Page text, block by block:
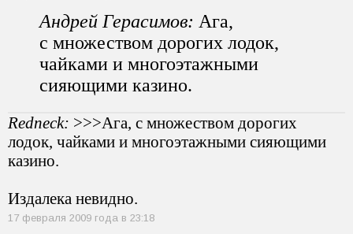
Андрей Герасимов: Ага,
с множеством дорогих лодок,
чайками и многоэтажными
сияющими казино.
Redneck: >>>Ага, с множеством дорогих
лодок, чайками и многоэтажными сияющими
казино.
Издалека невидно.
17 февраля 2009 года в 23:18